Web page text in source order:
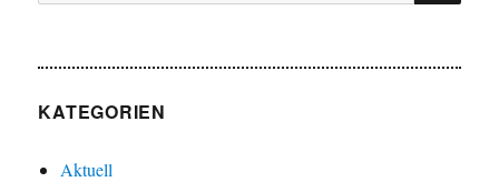
KATEGORIEN
Aktuell